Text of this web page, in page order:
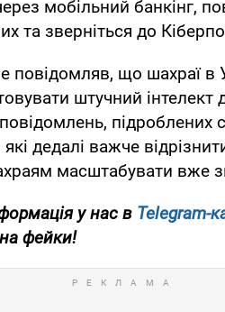
мобільний банкінг,
та зверніться до
повідомляв, що шахраї в
штучний інтелект
підроблених
дедалі важче
масштабувати вже
у нас в Telegram-
фейки!